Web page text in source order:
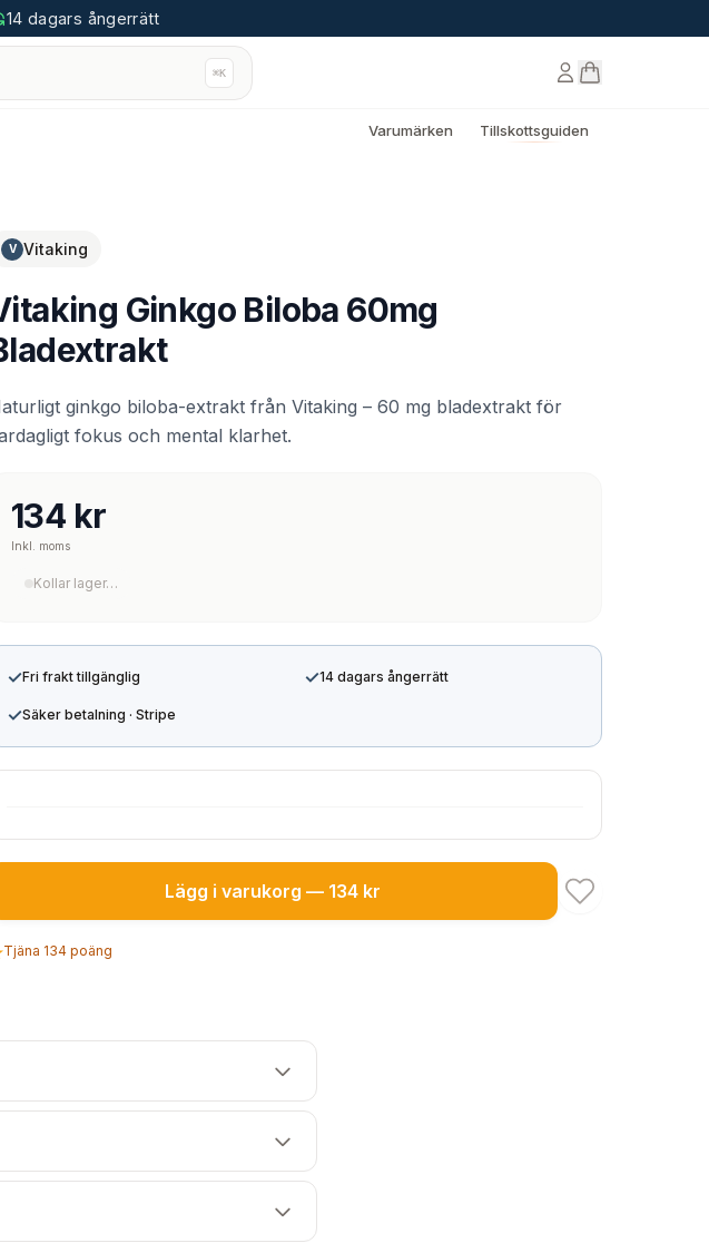
14 dagars ångerrätt
⌘K
Varumärken Tillskottsguiden
V Vitaking
Ginkgo Biloba 60mg
ginkgo biloba-extrakt från Vitaking – 60 mg bladextrakt för
fokus och mental klarhet.
134 kr
Inkl. moms
Kollar lager…
✓Fri frakt tillgänglig ✓14 dagars ångerrätt
✓Säker betalning · Stripe
Lägg i varukorg — 134 kr
Tjäna 134 poäng